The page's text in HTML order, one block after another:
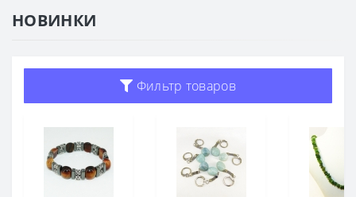
НОВИНКИ
Фильтр товаров